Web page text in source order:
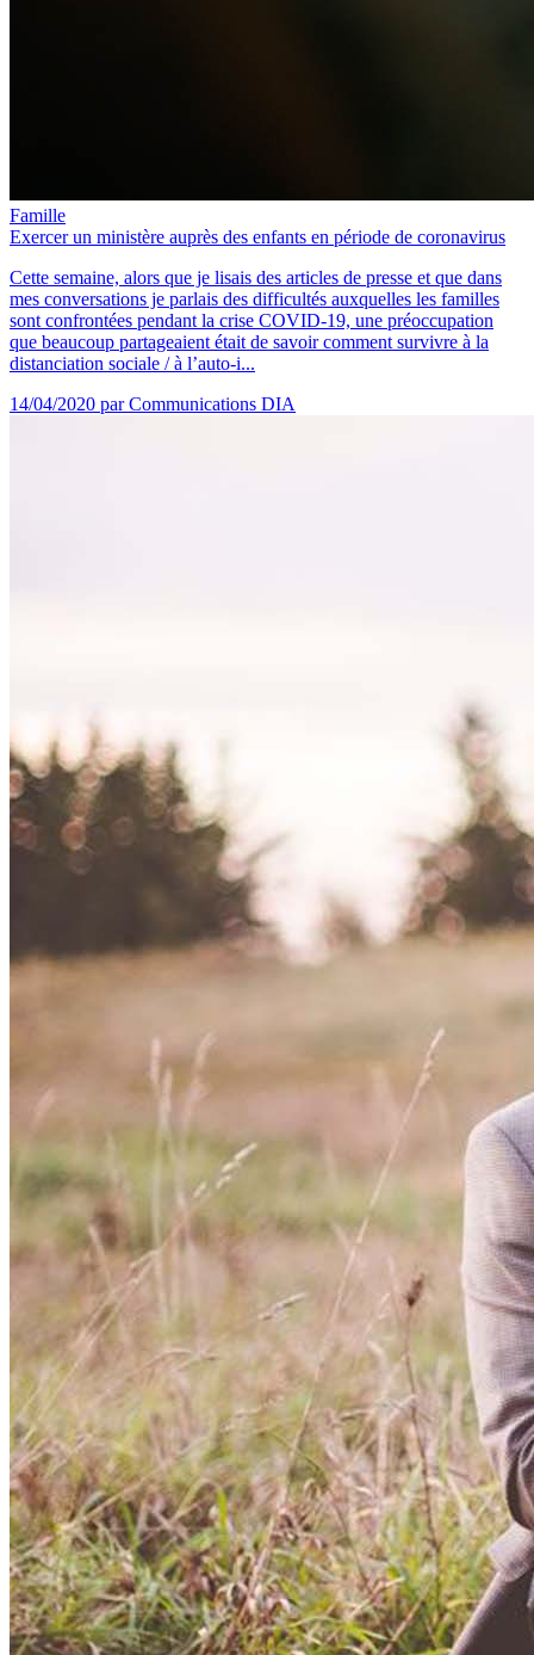
Famille
Exercer un ministère auprès des enfants en période de coronavirus
Cette semaine, alors que je lisais des articles de presse et que dans
mes conversations je parlais des difficultés auxquelles les familles
sont confrontées pendant la crise COVID-19, une préoccupation
que beaucoup partageaient était de savoir comment survivre à la
distanciation sociale / à l’auto-i...
14/04/2020 par Communications DIA